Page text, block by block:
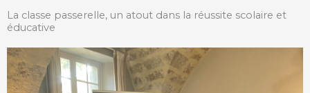
La classe passerelle, un atout dans la réussite scolaire et
éducative